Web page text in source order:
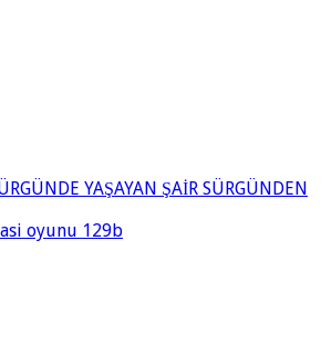
YAŞAYAN ŞAİR SÜRGÜNDEN
oyunu 129b